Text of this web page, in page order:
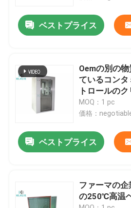
工場旅行
私達に連絡しなさい
引用を要求しなさい
袋のエア フィルター
ヘパ のエア フィルター
ベストプライス
Oemの別の
ているコン
トロールの
気シャワー
MOQ：1 pc
価格：
ベストプライス
ファーマの
の250℃高温